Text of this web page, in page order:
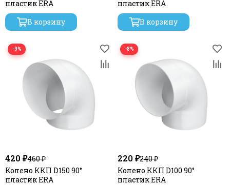
пластик ERA
В корзину
пластик ERA
В корзину
−9%
420 ₽460 ₽
Колено ККП D150 90°
пластик ERA
−8%
220 ₽240 ₽
Колено ККП D100 90°
пластик ERA